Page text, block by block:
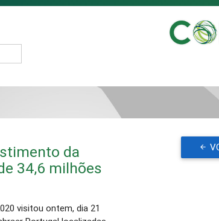
da
34,6 milhões
visitou ontem, dia 21